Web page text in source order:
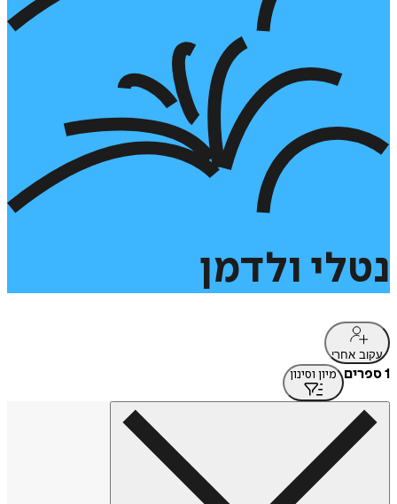
נטלי ולדמן
עקוב אחרי
1 ספרים מיון וסינון